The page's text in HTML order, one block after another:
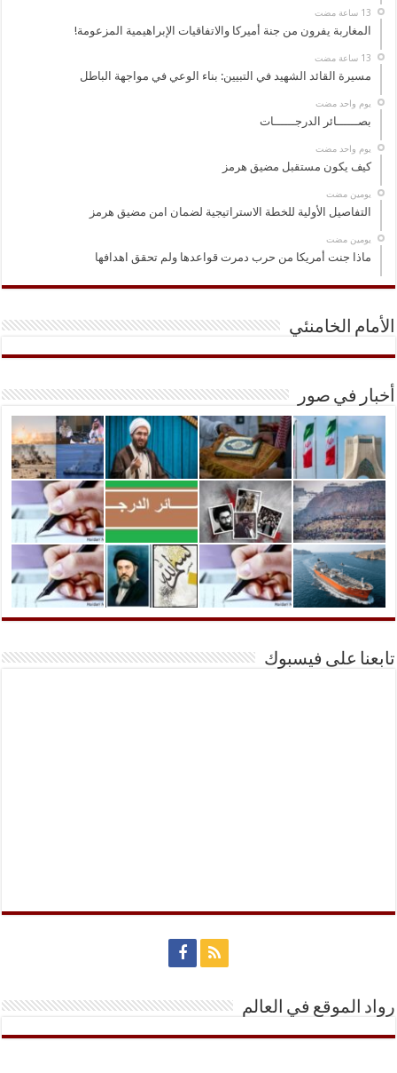
المغاربة يفرون من جنة أميركا والاتفاقيات الإبراهيمية المزعومة!
مسيرة القائد الشهيد في التبيين: بناء الوعي في مواجهة الباطل
‏يوم واحد مضت
بصــــــائر الدرجــــــات
‏يوم واحد مضت
كيف يكون مستقبل مضيق هرمز
‏يومين مضت
التفاصيل الأولية للخطة الاستراتيجية لضمان امن مضيق هرمز
‏يومين مضت
ماذا جنت أمريكا من حرب دمرت قواعدها ولم تحقق اهدافها
الأمام الخامنئي
أخبار في صور
تابعنا على فيسبوك
رواد الموقع في العالم